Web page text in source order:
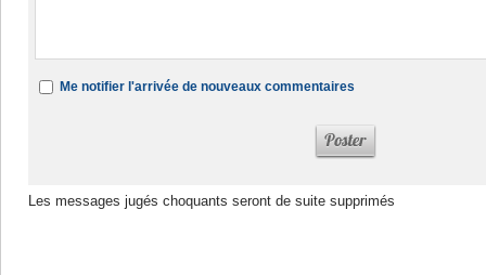
Me notifier l'arrivée de nouveaux commentaires
Les messages jugés choquants seront de suite supprimés